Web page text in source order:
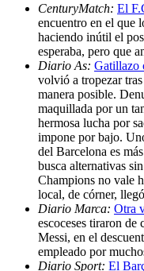
CenturyMatch: El
encuentro en el que
haciendo inútil el
esperaba, pero que
Diario As: Gatillazo
volvió a tropezar
manera posible.
maquillada por un
hermosa lucha por
impone por bajo.
del Barcelona es
busca alternativas
Champions no vale
local, de córner,
Diario Marca: Otra
escoceses tiraron
Messi, en el
empleado por
Diario Sport: El